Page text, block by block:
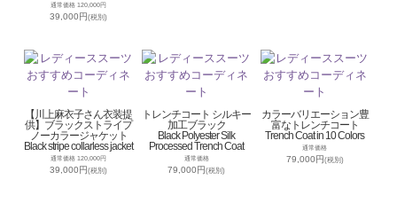
通常価格 120,000円
39,000円(税別)
【川上麻衣子さん衣装提
供】ブラックストライプ
ノーカラージャケット
Black stripe collarless jacket
通常価格 120,000円
39,000円(税別)
トレンチコート シルキー
加工ブラック
Black Polyester Silk
Processed Trench Coat
通常価格
79,000円(税別)
カラーバリエーション豊
富なトレンチコート
Trench Coat in 10 Colors
通常価格
79,000円(税別)